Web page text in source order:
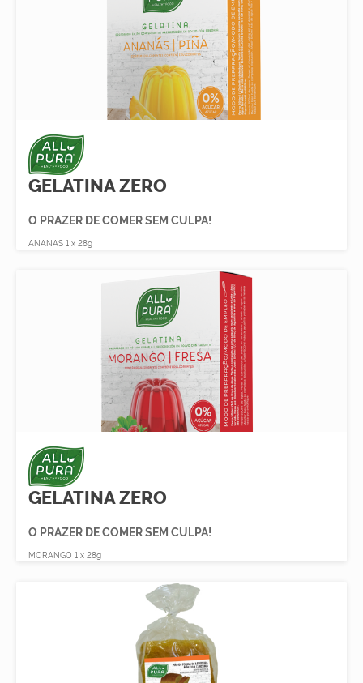
GELATINA ZERO
O PRAZER DE COMER SEM CULPA!
ANANAS 1 x 28g
GELATINA ZERO
O PRAZER DE COMER SEM CULPA!
MORANGO 1 x 28g